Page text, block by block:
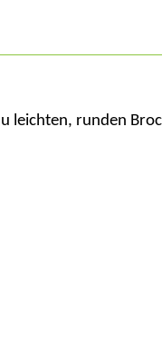
leichten, runden